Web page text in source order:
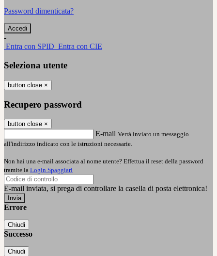
Password dimenticata?
-
Entra con SPID Entra con CIE
Seleziona utente
button close ×
Recupero password
button close ×
E-mail Verrà inviato un messaggio
all'indirizzo indicato con le istruzioni necessarie.
Non hai una e-mail associata al nome utente? Effettua il reset della password
tramite la Login Spaggiari
E-mail inviata, si prega di controllare la casella di posta elettronica!
Errore
Chiudi
Successo
Chiudi